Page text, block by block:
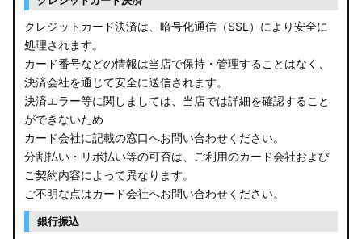
クレジットカード決済は、暗号化通信（SSL）により安全に
処理されます。
カード番号などの情報は当店で保持・管理することはなく、
決済会社を通じて安全に送信されます。
決済エラー等に関しましては、当店では詳細を確認すること
ができないため
カード会社に記載の窓口へお問い合わせください。
分割払い・リボ払い等の可否は、ご利用のカード会社および
ご契約内容によって異なります。
ご不明な点はカード会社へお問い合わせください。
銀行振込